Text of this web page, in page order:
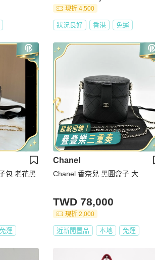
現折 4,500
狀況良好 香港 免運
包 老花黑
免運
Chanel
Chanel 香奈兒 黑圓盒子 大
TWD 78,000
現折 2,000
近新閒置品 本地 免運